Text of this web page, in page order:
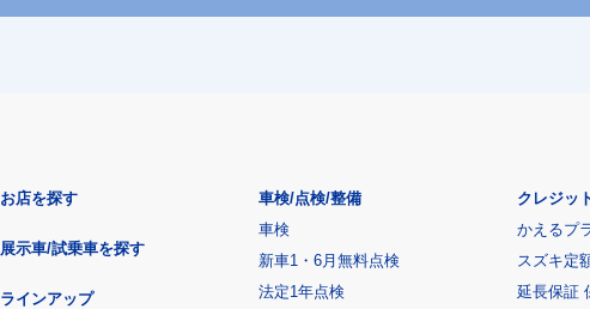
お店を探す
展示車/試乗車を探す
ラインアップ
車検/点検/整備
車検
新車1・6月無料点検
法定1年点検
クレジッ
かえるプ
スズキ定
延長保証